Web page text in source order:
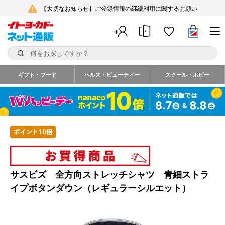
【大切なお知らせ】ご登録情報の継続利用に関するお願い
ギフト・フード ヘルス・ビューティー スクール・ホビー
サスビズ 全方向ストレッチシャツ 青細ストラ
イプボタンダウン（レギュラーシルエット）